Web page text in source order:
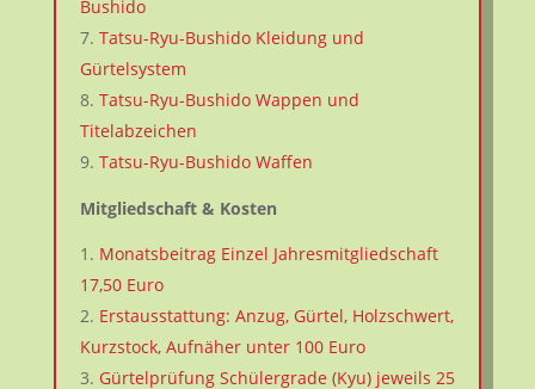
Bushido
Tatsu-Ryu-Bushido Kleidung und
Gürtelsystem
Tatsu-Ryu-Bushido Wappen und
Titelabzeichen
Tatsu-Ryu-Bushido Waffen
Mitgliedschaft & Kosten
Monatsbeitrag Einzel Jahresmitgliedschaft
17,50 Euro
Erstausstattung: Anzug, Gürtel, Holzschwert,
Kurzstock, Aufnäher unter 100 Euro
Gürtelprüfung Schülergrade (Kyu) jeweils 25